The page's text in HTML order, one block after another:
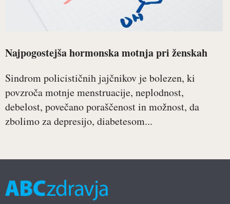
Najpogostejša hormonska motnja pri ženskah
Sindrom policističnih jajčnikov je bolezen, ki
povzroča motnje menstruacije, neplodnost,
debelost, povečano poraščenost in možnost, da
zbolimo za depresijo, diabetesom...